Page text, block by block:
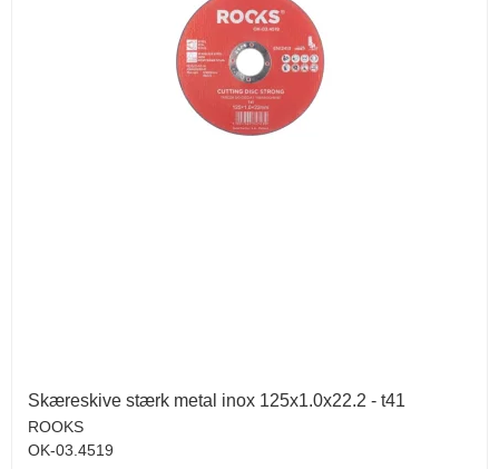
Skæreskive stærk metal inox 125x1.0x22.2 - t41
ROOKS
OK-03.4519